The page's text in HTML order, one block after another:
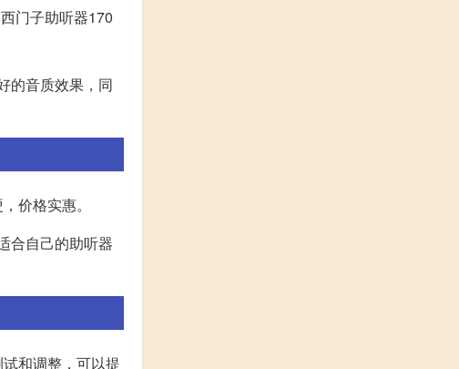
门子助听器170
的音质效果，同
价格实惠。
合自己的助听器
和调整，可以提